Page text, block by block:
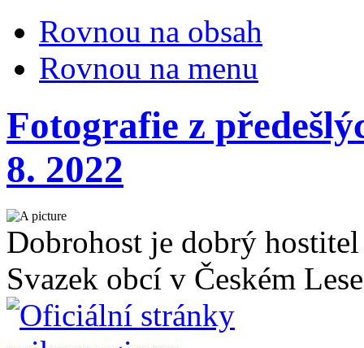
Rovnou na obsah
Rovnou na menu
Fotografie z
8. 2022
Dobrohost je dobrý hostitel
Svazek obcí v Českém Lese